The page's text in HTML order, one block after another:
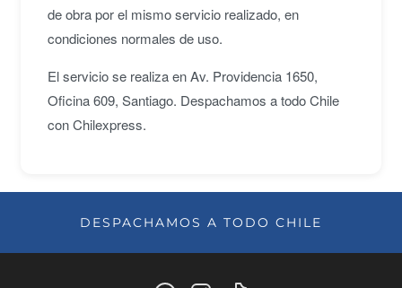
de obra por el mismo servicio realizado, en
condiciones normales de uso.
El servicio se realiza en Av. Providencia 1650,
Oficina 609, Santiago. Despachamos a todo Chile
con Chilexpress.
DESPACHAMOS A TODO CHILE